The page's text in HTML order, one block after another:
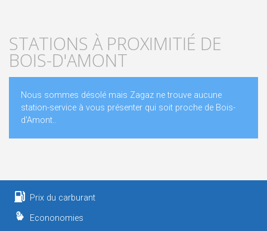
STATIONS À PROXIMITIÉ DE
BOIS-D'AMONT
Nous sommes désolé mais Zagaz ne trouve aucune
station-service à vous présenter qui soit proche de Bois-
d'Amont..
Prix du carburant
Econonomies